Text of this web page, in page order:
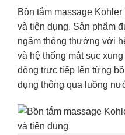
Bồn tắm massage
và tiện dụng. Sản phẩm
ngâm thông thường với
và hệ thống mắt sục
động trực tiếp lên từng
dụng thông qua luồng